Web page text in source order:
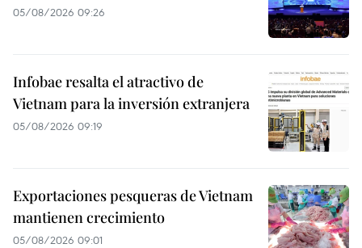
05/08/2026 09:26
Infobae resalta el atractivo de
Vietnam para la inversión extranjera
05/08/2026 09:19
Exportaciones pesqueras de Vietnam
mantienen crecimiento
05/08/2026 09:01